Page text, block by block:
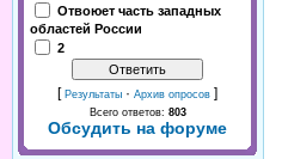
Отвоюет часть западных
областей России
2
[ Результаты · Архив опросов ]
Всего ответов: 803
Обсудить на форуме